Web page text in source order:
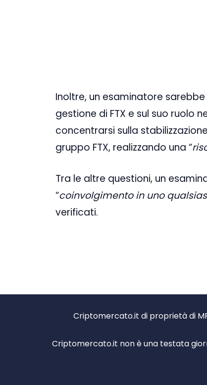
Inoltre, un esaminatore
gestione di FTX e sul suo ruolo
concentrarsi sulla
gruppo FTX, realizzando una “
Tra le altre questioni, un
“coinvolgimento in uno
verificati.
Criptomercato.it di proprietà di
Criptomercato.it non è una testata